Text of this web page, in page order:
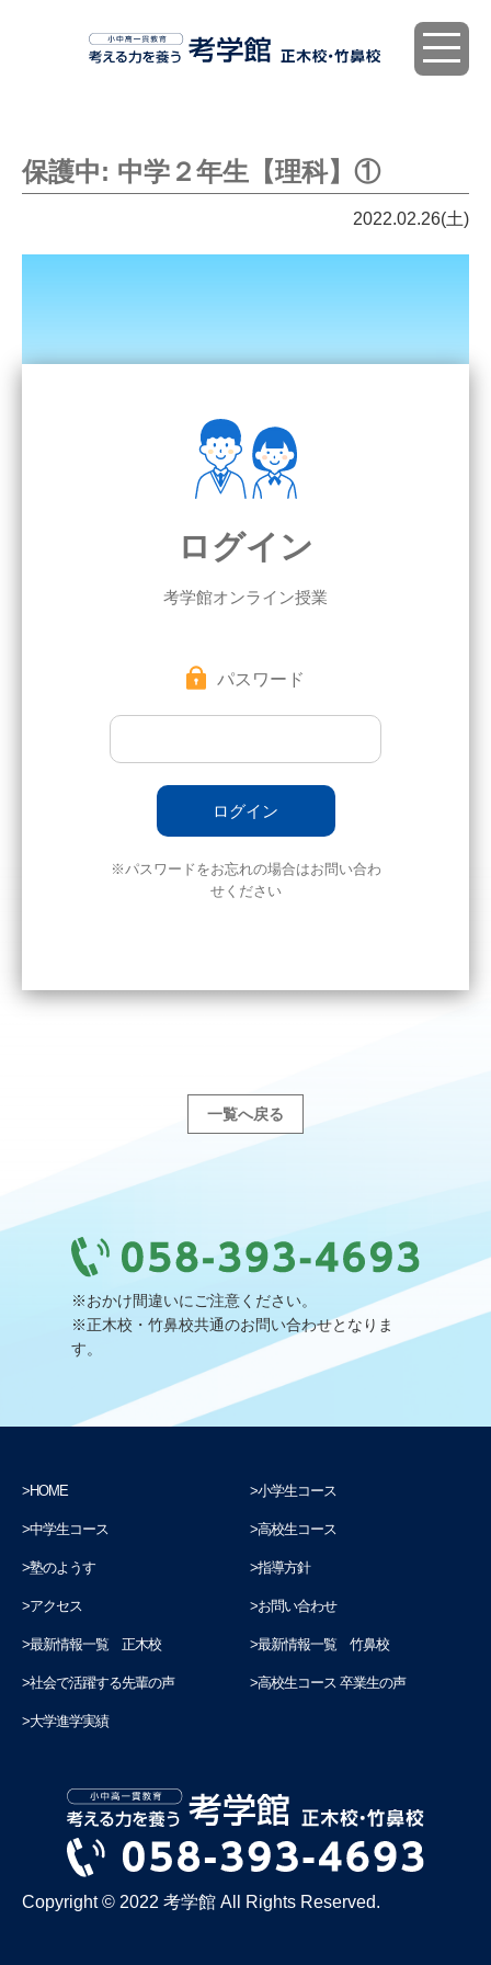
toggle
保護中: 中学２年生【理科】①
2022.02.26(土)
ログイン
考学館オンライン授業
パスワード
※パスワードをお忘れの場合はお問い合わ
せください
一覧へ戻る
※おかけ間違いにご注意ください。
※正木校・竹鼻校共通のお問い合わせとなりま
す。
HOME 小学生コース
中学生コース 高校生コース
塾のようす 指導方針
アクセス お問い合わせ
最新情報一覧 正木校 最新情報一覧 竹鼻校
社会で活躍する先輩の声 高校生コース 卒業生の声
大学進学実績
Copyright © 2022 考学館 All Rights Reserved.